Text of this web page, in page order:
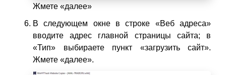
Жмете «далее»
В следующем окне в строке «Веб адреса»
вводите адрес главной страницы сайта; в
«Тип» выбираете пункт «загрузить сайт».
Жмете «далее».